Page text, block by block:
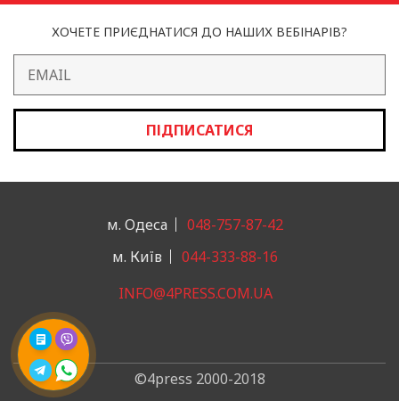
ХОЧЕТЕ ПРИЄДНАТИСЯ ДО НАШИХ ВЕБІНАРІВ?
ПІДПИСАТИСЯ
м. Одеса
048-757-87-42
м. Київ
044-333-88-16
INFO@4PRESS.COM.UA
©4press 2000-2018